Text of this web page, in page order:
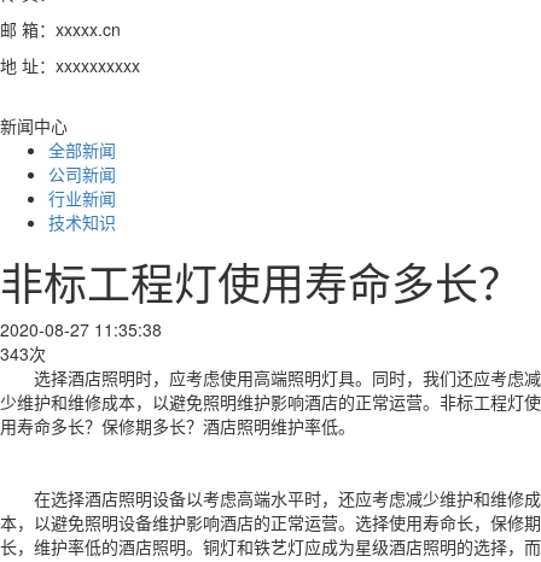
邮 箱：xxxxx.cn
地 址：xxxxxxxxxx
新闻中心
全部新闻
公司新闻
行业新闻
技术知识
非标工程灯使用寿命多长？
2020-08-27 11:35:38
343次
选择酒店照明时，应考虑使用高端照明灯具。同时，我们还应考虑减
少维护和维修成本，以避免照明维护影响酒店的正常运营。非标工程灯使
用寿命多长？保修期多长？酒店照明维护率低。
在选择酒店照明设备以考虑高端水平时，还应考虑减少维护和维修成
本，以避免照明设备维护影响酒店的正常运营。选择使用寿命长，保修期
长，维护率低的酒店照明。铜灯和铁艺灯应成为星级酒店照明的选择，而